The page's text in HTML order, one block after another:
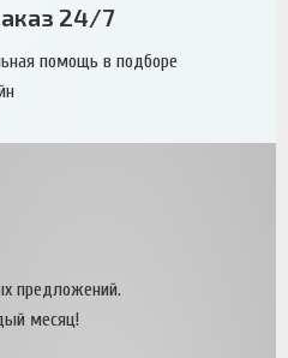
24/7
помощь в подборе
предложений.
месяц!